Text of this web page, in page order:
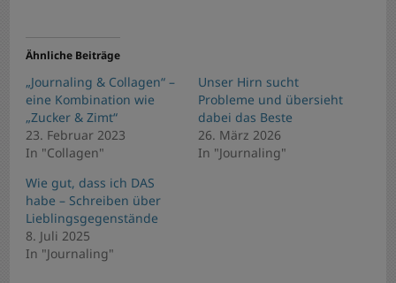
Ähnliche Beiträge
„Journaling & Collagen“ –
eine Kombination wie
„Zucker & Zimt“
23. Februar 2023
In "Collagen"
Unser Hirn sucht
Probleme und übersieht
dabei das Beste
26. März 2026
In "Journaling"
Wie gut, dass ich DAS
habe – Schreiben über
Lieblingsgegenstände
8. Juli 2025
In "Journaling"